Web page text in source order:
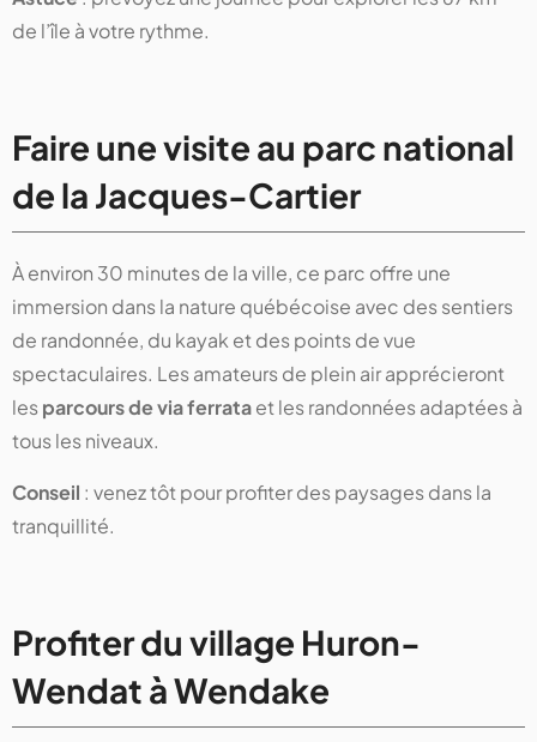
de l’île à votre rythme.
Faire une visite au parc national
de la Jacques-Cartier
À environ 30 minutes de la ville, ce parc offre une
immersion dans la nature québécoise avec des sentiers
de randonnée, du kayak et des points de vue
spectaculaires. Les amateurs de plein air apprécieront
lesparcours de via ferrataet les randonnées adaptées à
tous les niveaux.
Conseil : venez tôt pour profiter des paysages dans la
tranquillité.
Profiter du village Huron-
Wendat à Wendake